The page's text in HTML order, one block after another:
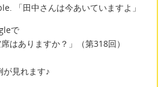
「田中さんは今あいていますよ」
で
はありますか？」（第318回）
見れます♪